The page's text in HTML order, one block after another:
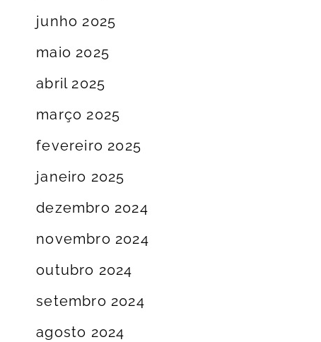
junho 2025
maio 2025
abril 2025
março 2025
fevereiro 2025
janeiro 2025
dezembro 2024
novembro 2024
outubro 2024
setembro 2024
agosto 2024